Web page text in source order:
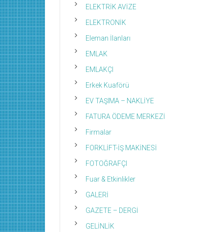
ELEKTRİK AVİZE
ELEKTRONİK
Eleman İlanları
EMLAK
EMLAKÇI
Erkek Kuaförü
EV TAŞIMA – NAKLİYE
FATURA ÖDEME MERKEZİ
Firmalar
FORKLİFT-İŞ MAKİNESİ
FOTOĞRAFÇI
Fuar & Etkinlikler
GALERİ
GAZETE – DERGİ
GELİNLİK